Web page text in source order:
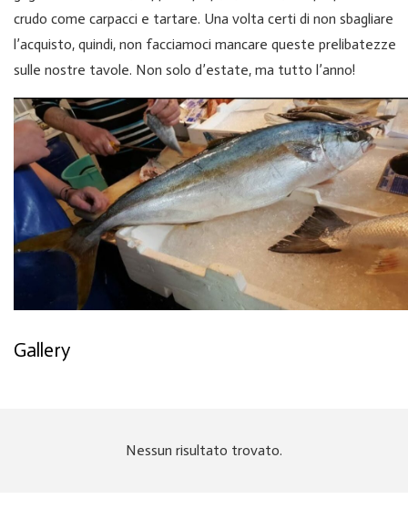
crudo come carpacci e tartare. Una volta certi di non sbagliare
l’acquisto, quindi, non facciamoci mancare queste prelibatezze
sulle nostre tavole. Non solo d’estate, ma tutto l’anno!
Gallery
Nessun risultato trovato.